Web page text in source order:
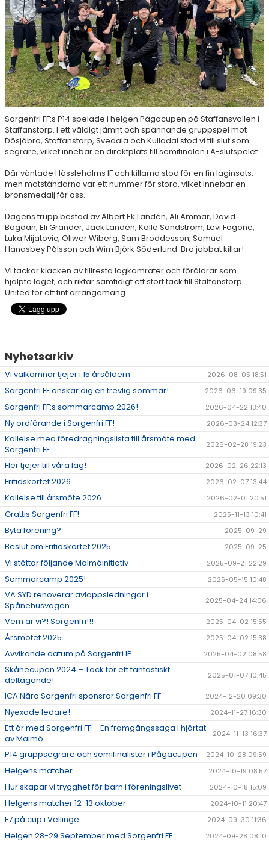
Sorgenfri FF:s P14 spelade i helgen Pågacupen på Staffansvallen i
Staffanstorp. I ett väldigt jämnt och spännande gruppspel mot
Dösjöbro, Staffanstorp, Svedala och Kulladal stod vi till slut som
segrare, vilket innebar en direktplats till semifinalen i A-slutspelet.
Där väntade Hässleholms IF och killarna stod för en fin laginsats,
men motståndarna var ett nummer för stora, vilket innebar en
bronsmedalj för oss.
Dagens trupp bestod av Albert Ek Landén, Ali Ammar, David
Bogdan, Eli Grander, Jack Landén, Kalle Sandström, Levi Fagone,
Luka Mijatovic, Oliwer Wiberg, Sam Broddesson, Samuel
Hanasbey Pålsson och Wim Björk Söderlund. Bra jobbat killar!
Vi tackar klacken av tillresta lagkamrater och föräldrar som
hjälpte laget, och riktar samtidigt ett stort tack till Staffanstorp
United för ett fint arrangemang.
Nyhetsarkiv
Vi välkomnar tjejer i 15 årsåldern 2026-08-05 18:51
Sorgenfri FF önskar dig en trevlig sommar! 2026-06-19 09:35
Sorgenfri FF:s sommarcamp 2026! 2026-04-22 13:40
Ny ordförande i Sorgenfri FF! 2026-03-24 12:37
Kallelse med föredragningslista till årsmöte med
Sorgenfri FF
2026-02-28 19:23
Fler tjejer till våra lag! 2026-02-26 22:13
Fritidskortet 2026 2026-02-07 13:44
Kallelse till årsmöte 2026 2026-02-01 20:51
Grattis Sorgenfri FF! 2025-11-13 10:41
Byta förening? 2025-09-29
Beslut om Fritidskortet 2025 2025-09-25
Vi stöttar följande Malmöinitiativ 2025-09-21 22:29
Sommarcamp 2025! 2025-05-15 10:48
VA SYD renoverar avloppsledningar i
Spånehusvägen
2025-04-24 14:06
Vem är vi?! Sorgenfri!!! 2025-04-02 15:55
Årsmötet 2025 2025-04-02 15:38
Avvikande datum på Sorgenfri IP 2025-04-02 08:58
Skånecupen 2024 – Tack för ett fantastiskt
deltagande!
2025-01-07 10:45
ICA Nära Sorgenfri sponsrar Sorgenfri FF 2024-12-20 09:30
Nyexade ledare! 2024-11-27 16:30
Ett år med Sorgenfri FF – En framgångssaga i hjärtat
av Malmö
2024-11-13 16:37
P14 gruppsegrare och semifinalister i Pågacupen 2024-10-28 09:59
Helgens matcher 2024-10-19 08:57
Hur skapar vi trygghet för barn i föreningslivet 2024-10-18 15:09
Helgens matcher 12-13 oktober 2024-10-11 20:47
F7 på cup i Vellinge 2024-09-30 11:36
Helgen 28-29 September med Sorgenfri FF 2024-09-28 08:10